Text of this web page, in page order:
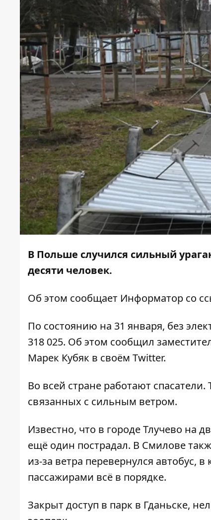
В Польше случился сильный
десяти человек.
Об этом сообщает Информатор со
По состоянию на 31 января, без
318 025. Об этом сообщил
Марек Кубяк в своём Twitter.
Во всей стране работают
связанных с сильным ветром.
Известно, что в городе Тлучево
ещё один пострадал. В Смилове
из-за ветра перевернулся автобус,
пассажирами всё в порядке.
Закрыт доступ в парк в Гданьске,